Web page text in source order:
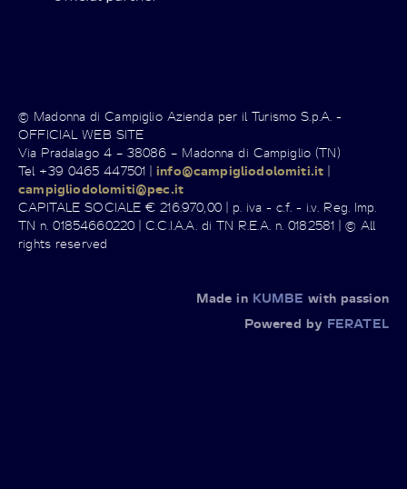
© Madonna di Campiglio Azienda per il Turismo S.p.A. -
OFFICIAL WEB SITE
Via Pradalago 4 – 38086 – Madonna di Campiglio (TN)
Tel +39 0465 447501 |info@campigliodolomiti.it |
campigliodolomiti@pec.it
CAPITALE SOCIALE € 216.970,00 | p. iva - c.f. - i.v. Reg. Imp.
TN n. 01854660220 | C.C.I.A.A. di TN R.E.A. n. 0182581 | © All
rights reserved
Made in KUMBE with passion
Powered by FERATEL